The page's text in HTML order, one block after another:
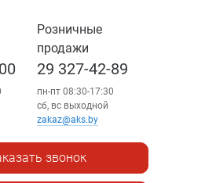
Розничные
продажи
29 327-42-89
пн-пт 08:30-17:30
сб, вс выходной
zakaz@aks.by
звонок